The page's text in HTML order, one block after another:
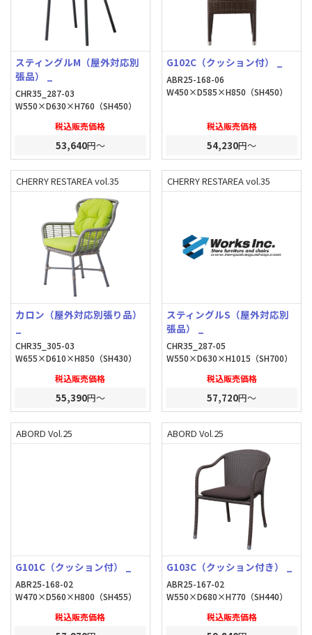
スティングルM（屋外対応別
張品） _
CHR35_287-03
W550×D630×H760（SH450）
税込販売価格
53,640円～
G102C（クッション付） _
ABR25-168-06
W450×D585×H850（SH450）
税込販売価格
54,230円～
CHERRY RESTAREA vol.35
カロン（屋外対応別張り品）
CHR35_305-03
W655×D610×H850（SH430）
税込販売価格
55,390円～
CHERRY RESTAREA vol.35
スティングルS（屋外対応別
張品） _
CHR35_287-05
W550×D630×H1015（SH700）
税込販売価格
57,720円～
ABORD Vol.25
G101C（クッション付） _
ABR25-168-02
W470×D560×H800（SH455）
税込販売価格
ABORD Vol.25
G103C（クッション付き） _
ABR25-167-02
W550×D680×H770（SH440）
税込販売価格